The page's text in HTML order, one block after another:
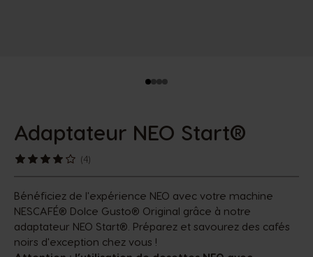
Adaptateur NEO Start®
(4)
Bénéficiez de l'expérience NEO avec votre machine
NESCAFÉ® Dolce Gusto® Original grâce à notre
adaptateur NEO Start®. Préparez et savourez des cafés
noirs d'exception chez vous !